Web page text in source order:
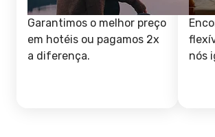
Garantimos o melhor preço
em hotéis ou pagamos 2x
a diferença.
nós